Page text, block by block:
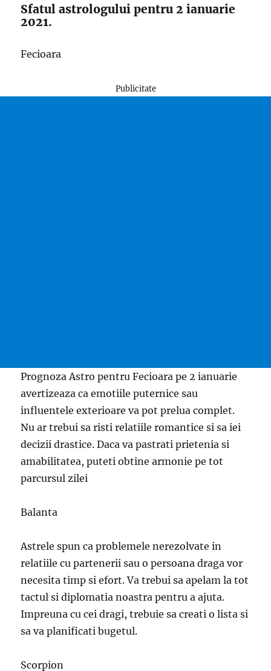
Sfatul astrologului pentru 2 ianuarie
2021.
Fecioara
Publicitate
Prognoza Astro pentru Fecioara pe 2 ianuarie
avertizeaza ca emotiile puternice sau
influentele exterioare va pot prelua complet.
Nu ar trebui sa risti relatiile romantice si sa iei
decizii drastice. Daca va pastrati prietenia si
amabilitatea, puteti obtine armonie pe tot
parcursul zilei
Balanta
Astrele spun ca problemele nerezolvate in
relatiile cu partenerii sau o persoana draga vor
necesita timp si efort. Va trebui sa apelam la tot
tactul si diplomatia noastra pentru a ajuta.
Impreuna cu cei dragi, trebuie sa creati o lista si
sa va planificati bugetul.
Scorpion